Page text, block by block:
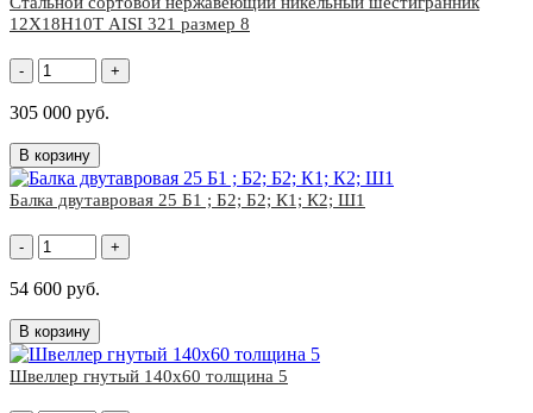
12Х18Н10Т AISI 321 размер 8
- +
305 000 руб.
В корзину
Балка двутавровая 25 Б1 ; Б2; Б2; К1; К2; Ш1
- +
54 600 руб.
В корзину
Швеллер гнутый 140x60 толщина 5